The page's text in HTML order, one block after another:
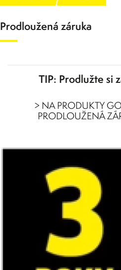
Prodloužená záruka
TIP: Prodlužte si
> NA PRODUKTY
PRODLOUŽENÁ